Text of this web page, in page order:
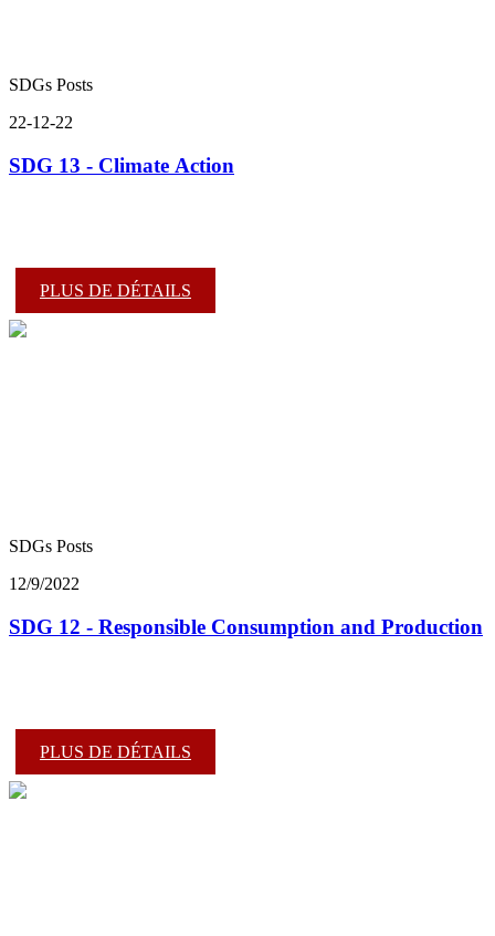
SDGs Posts
22-12-22
SDG 13 - Climate Action
PLUS DE DÉTAILS
SDGs Posts
12/9/2022
SDG 12 - Responsible Consumption and Production
PLUS DE DÉTAILS